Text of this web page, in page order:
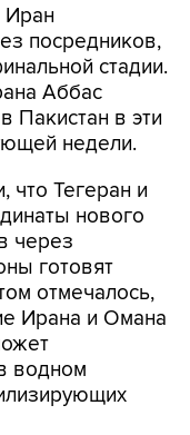
Иран
посредников,
стадии.
Аббас
Пакистан в эти
недели.
Тегеран и
нового
через
готовят
отмечалось,
Ирана и Омана
водном